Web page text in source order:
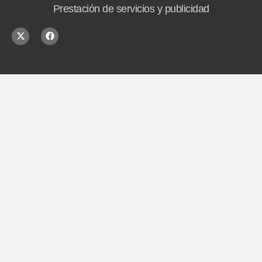
Prestación de servicios y publicidad